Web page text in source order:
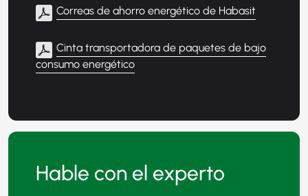
Correas de ahorro energético de Habasit
Cinta transportadora de paquetes de bajo
consumo energético
Hable con el experto